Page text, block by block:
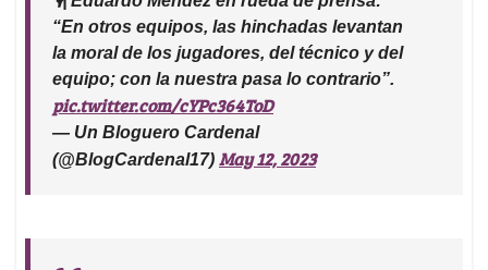
“En otros equipos, las hinchadas levantan
la moral de los jugadores, del técnico y del
equipo; con la nuestra pasa lo contrario”.
pic.twitter.com/cYPc364ToD
— Un Bloguero Cardenal
(@BlogCardenal17) May 12, 2023